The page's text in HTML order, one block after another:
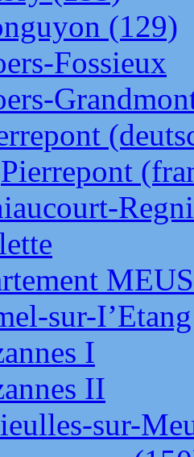
(129)
Fossieux
Pierrepont
sur-
I
II
sur-